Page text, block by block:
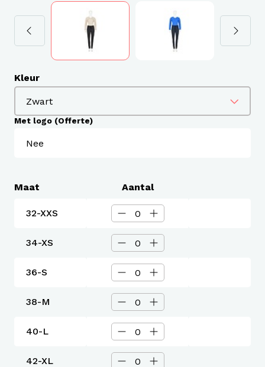
Kleur
Met logo (Offerte)
Maat Aantal
32-XXS
34-XS
36-S
38-M
40-L
42-XL